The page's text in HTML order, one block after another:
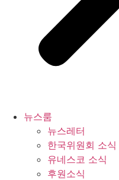
뉴스룸
뉴스레터
한국위원회 소식
유네스코 소식
후원소식